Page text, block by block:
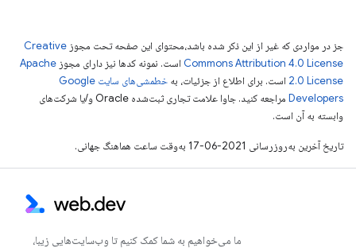
جز در مواردی که غیر از این ذکر شده باشد،‌محتوای این صفحه تحت مجوز Creative
Commons Attribution 4.0 License است. نمونه کدها نیز دارای مجوز Apache
2.0 License است. برای اطلاع از جزئیات، به
خطمشی‌های سایت Google
Developers‏
مراجعه کنید. جاوا علامت تجاری ثبت‌شده Oracle و/یا شرکت‌های
وابسته به آن است.
تاریخ آخرین به‌روزرسانی 2021-06-17 به‌وقت ساعت هماهنگ جهانی.
ما می‌خواهیم به شما کمک کنیم تا وب‌سایت‌هایی زیبا،